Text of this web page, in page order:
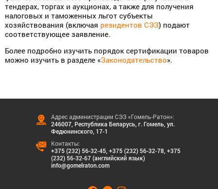
тендерах, торгах и аукционах, а также для получения
налоговых и таможенных льгот субъекты
хозяйствования (включая резидентов СЭЗ) подают
соответствующее заявление.
Более подробно изучить порядок сертификации товаров
можно изучить в разделе «Законодательство».
Адрес администрации СЭЗ «Гомель-Ратон»:
246007, Республика Беларусь, г. Гомель, ул.
Федюнинского, 17-1
Контакты:
+375 (232) 56-32-45 +375 (232) 56-32-78 +375
(232) 56-32-67 (английский язык)
info@gomelraton.com